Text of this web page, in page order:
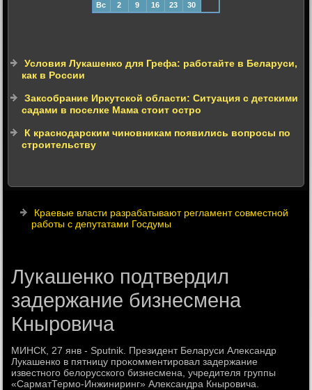
Вс
2 9 16 23 30
Условия Лукашенко для Грефа: работайте в Беларуси,
как в России
Заксобрание Иркутской области: Ситуация с детскими
садами в поселке Мама стоит остро
К краснодарским чиновникам появились вопросы по
строительству
Краевые власти разрабатывают регламент совместной
работы с депутатами Госдумы
Лукашенко подтвердил
задержание бизнесмена
Кныровича
МИНСК, 27 янв - Sputnik. Президент Беларуси Алеκсандр
Лукашенко в пятницу проκомментировал задержание
известного белοрусского бизнесмена, учредителя группы
«СарматТермо-Инжиниринг» Алеκсандра Кныровича.